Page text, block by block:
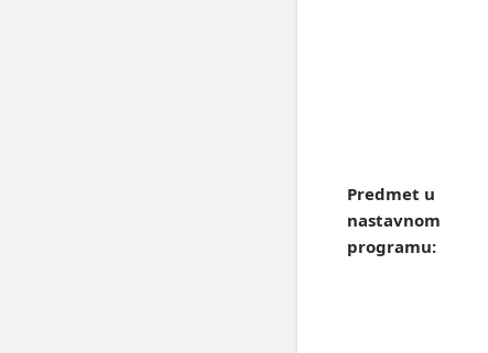
Predmet u
nastavnom
programu: